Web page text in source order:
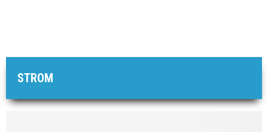
STROM